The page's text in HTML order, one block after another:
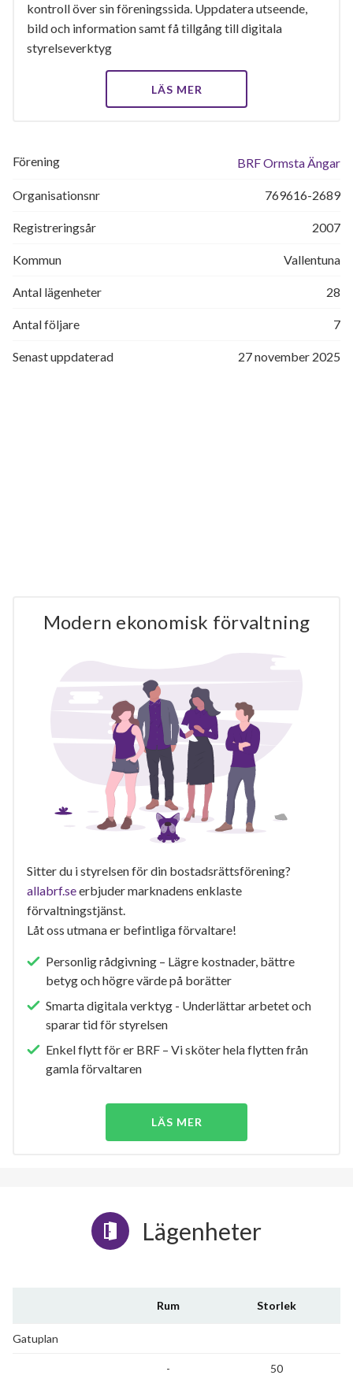
kontroll över sin föreningssida. Uppdatera utseende,
bild och information samt få tillgång till digitala
styrelseverktyg
LÄS MER
Förening BRF Ormsta Ängar
Organisationsnr 769616-2689
Registreringsår 2007
Kommun Vallentuna
Antal lägenheter 28
Antal följare 7
Senast uppdaterad 27 november 2025
Modern ekonomisk förvaltning
Sitter du i styrelsen för din bostadsrättsförening?
allabrf.seerbjuder marknadens enklaste
förvaltningstjänst.
Låt oss utmana er befintliga förvaltare!
Personlig rådgivning – Lägre kostnader, bättre
betyg och högre värde på borätter
Smarta digitala verktyg - Underlättar arbetet och
sparar tid för styrelsen
Enkel flytt för er BRF – Vi sköter hela flytten från
gamla förvaltaren
LÄS MER
Lägenheter
Rum Storlek
Gatuplan
- 50